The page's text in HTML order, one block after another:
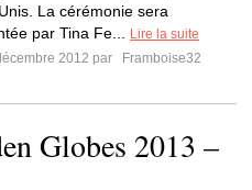
La cérémonie sera
par Tina Fe...
Lire la suite
2012 par
Framboise32
Globes 2013 –